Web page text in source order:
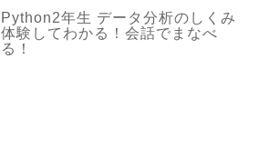
Python2年生 データ分析のしくみ
体験してわかる！会話でまなべ
る！